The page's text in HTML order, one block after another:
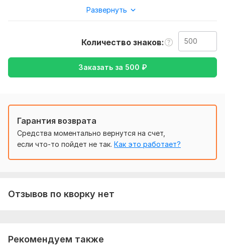
внимательно передаю смысл, стиль и структуру
•Тексты для сайтов и соцсетей
•Меню, рекламные материалы и др.
Что вы получите:
•Грамотный и точный перевод
•Конфиденциальность и аккуратность
•Базовый пакет (до 300 слов) — 400 ₽
Развернуть
Количество знаков
Заказать за 500 ₽
Гарантия возврата
Средства моментально вернутся на счет,
если что-то пойдет не так. Как это работает?
Отзывов по кворку нет
Рекомендуем также